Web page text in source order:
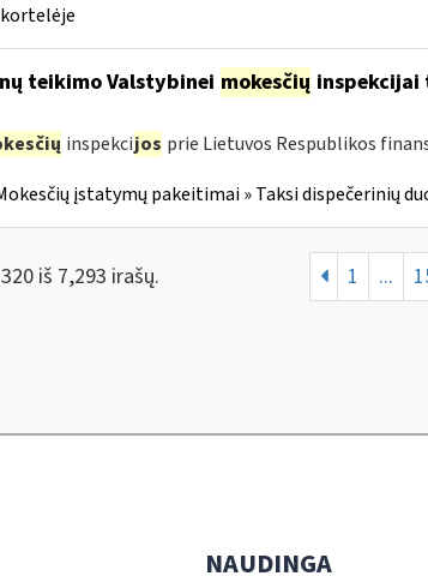
teikimo Valstybinei mokesčių
inspekcijos prie Lietuvos Respublikos
įstatymų pakeitimai » Taksi dispečerinių
iš 7,293 irašų. 1 ...
NAUDINGA